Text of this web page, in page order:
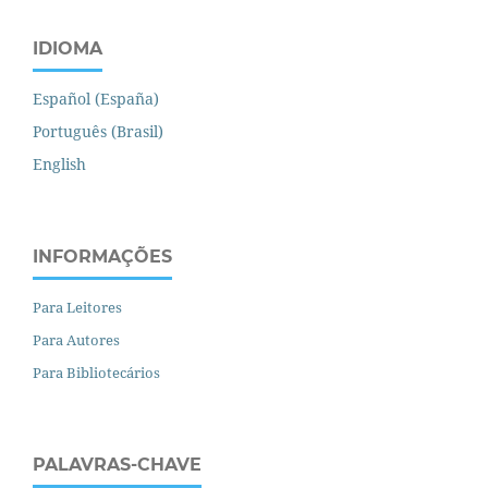
IDIOMA
Español (España)
Português (Brasil)
English
INFORMAÇÕES
Para Leitores
Para Autores
Para Bibliotecários
PALAVRAS-CHAVE